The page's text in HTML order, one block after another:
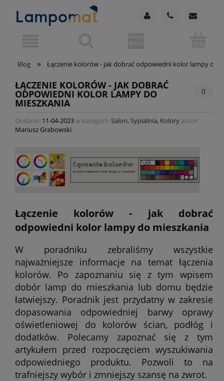
Blog » Łączenie kolorów - jak dobrać odpowiedni kolor lampy do
ŁĄCZENIE KOLORÓW - JAK DOBRAĆ
ODPOWIEDNI KOLOR LAMPY DO
MIESZKANIA
0
Dodano: 11-04-2023w kategorii: Salon, Sypialnia, Koloryautor:
Mariusz Grabowski
Łączenie kolorów - jak dobrać
odpowiedni kolor lampy do mieszkania
W poradniku zebraliśmy wszystkie
najważniejsze informacje na temat łączenia
kolorów. Po zapoznaniu się z tym wpisem
dobór lamp do mieszkania lub domu będzie
łatwiejszy. Poradnik jest przydatny w zakresie
dopasowania odpowiedniej barwy oprawy
oświetleniowej do kolorów ścian, podłóg i
dodatków. Polecamy zapoznać się z tym
artykułem przed rozpoczęciem wyszukiwania
odpowiedniego produktu. Pozwoli to na
trafniejszy wybór i zmniejszy szansę na zwrot.